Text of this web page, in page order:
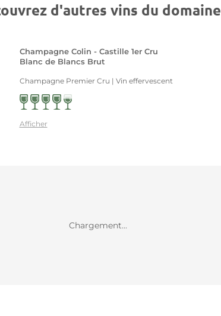
d'autres vins du domaine
Champagne Colin - Castille 1er Cru
Blanc de Blancs Brut
Champagne Premier Cru | Vin effervescent
Afficher
Chargement...